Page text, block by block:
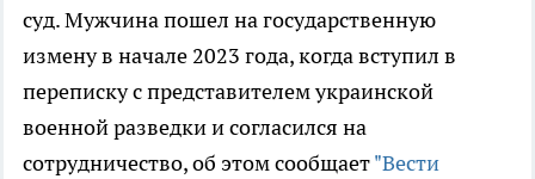
суд. Мужчина пошел на государственную
измену в начале 2023 года, когда вступил в
переписку с представителем украинской
военной разведки и согласился на
сотрудничество, об этом сообщает"Вести